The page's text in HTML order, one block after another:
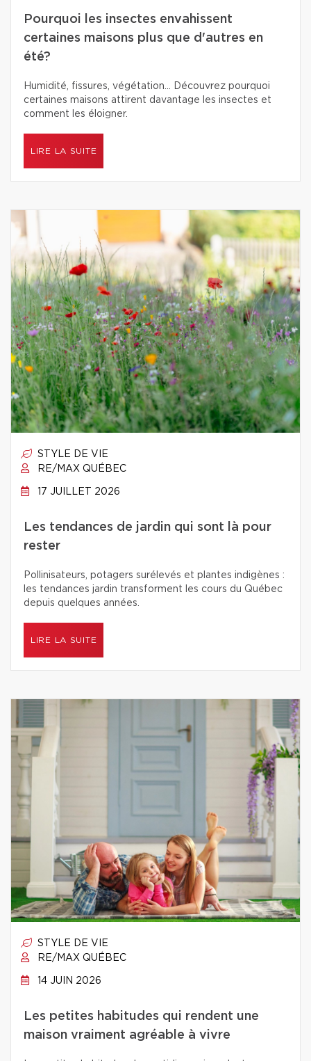
Pourquoi les insectes envahissent
certaines maisons plus que d'autres en
été?
Humidité, fissures, végétation… Découvrez pourquoi
certaines maisons attirent davantage les insectes et
comment les éloigner.
LIRE LA SUITE
STYLE DE VIE
RE/MAX QUÉBEC
17 JUILLET 2026
Les tendances de jardin qui sont là pour
rester
Pollinisateurs, potagers surélevés et plantes indigènes :
les tendances jardin transforment les cours du Québec
depuis quelques années.
LIRE LA SUITE
STYLE DE VIE
RE/MAX QUÉBEC
14 JUIN 2026
Les petites habitudes qui rendent une
maison vraiment agréable à vivre